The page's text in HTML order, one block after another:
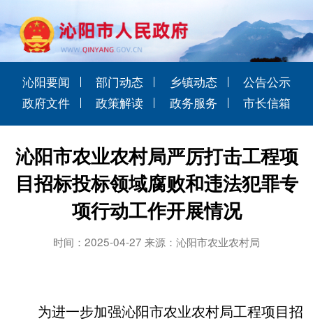
沁阳要闻 部门动态 乡镇动态
公告公示
政府文件
政策解读 政务服务 市长信箱
沁阳市农业农村局严厉打击工程项
目招标投标领域腐败和违法犯罪专
项行动工作开展情况
时间：2025-04-27 来源：沁阳市农业农村局
为进一步加强沁阳市农业农村局工程项目招